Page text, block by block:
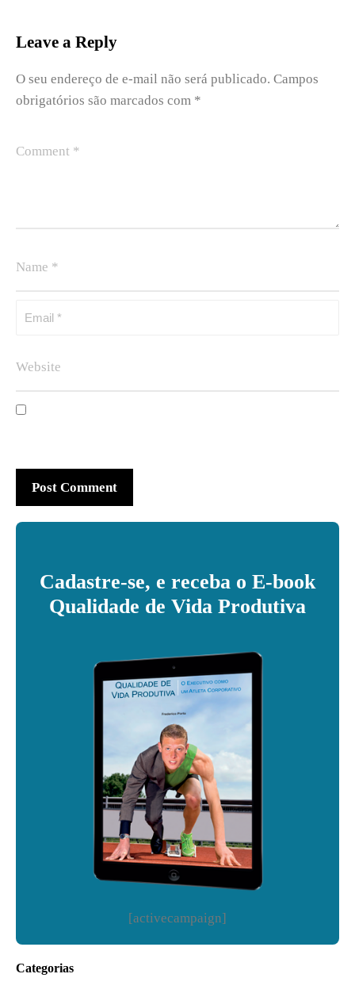
Leave a Reply
O seu endereço de e-mail não será publicado. Campos
obrigatórios são marcados com *
Cadastre-se, e receba o E-book
Qualidade de Vida Produtiva
[activecampaign]
Categorias